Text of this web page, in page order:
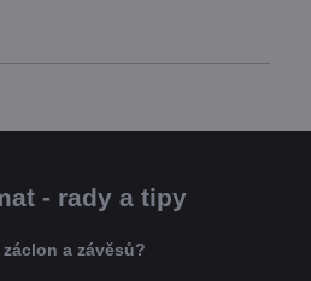
- rady a tipy
a závěsů?